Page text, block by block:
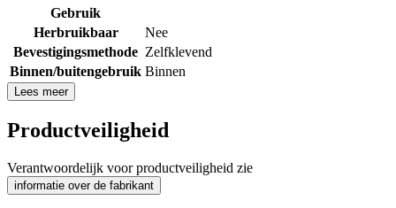
Gebruik
Herbruikbaar
Nee
Bevestigingsmethode Zelfklevend
Binnen/buitengebruik Binnen
Lees meer
Productveiligheid
Verantwoordelijk voor productveiligheid zie
informatie over de fabrikant